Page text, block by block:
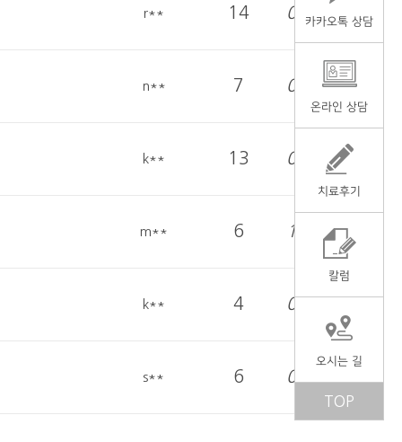
r** 14 03-17
n** 7 03-07
k** 13 01-26
m** 6 12-05
k** 4 07-18
s** 6 06-13
카카오톡 상담
온라인 상담
치료후기
칼럼
오시는 길
TOP